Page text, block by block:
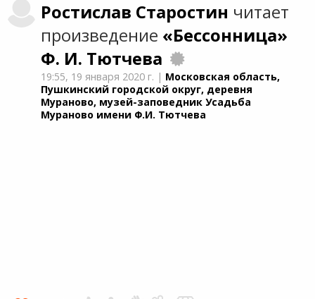
Ростислав Старостин читает
произведение «Бессонница»
Ф. И. Тютчева
19:55, 19 января 2020 г. | Московская область,
Пушкинский городской округ, деревня
Мураново, музей-заповедник Усадьба
Мураново имени Ф.И. Тютчева